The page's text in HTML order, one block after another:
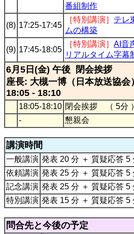
番組制作
(8) 17:25-17:45
［特別講演］ テレ
ムの構築
(9) 17:45-18:05
［特別講演］ AI音
リアルタイム字幕
6月5日(金) 午後 閉会挨拶
座長: 大槻一博（日本放送協会）
18:05 - 18:10
18:05-18:10 閉会挨拶 （ 5分 ）
-
懇親会
講演時間
一般講演 発表 20 分 ＋ 質疑応答 5
依頼講演 発表 25 分 ＋ 質疑応答 5
記念講演 発表 25 分 ＋ 質疑応答 5
特別講演 発表 15 分 ＋ 質疑応答 5
問合先と今後の予定